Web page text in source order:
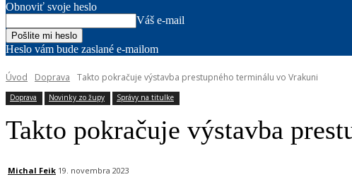
Obnoviť svoje heslo
Váš e-mail
Heslo vám bude zaslané e-mailom
Úvod Doprava Takto pokračuje výstavba prestupného terminálu vo Vrakuni
Doprava Novinky zo župy Správy na titulke
Takto pokračuje výstavba
Michal Feik 19. novembra 2023